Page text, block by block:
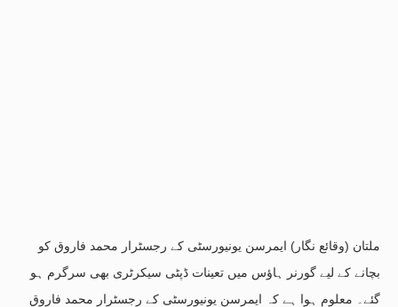
ملتان (وقائع نگار) ایمرسن یونیورسٹی کے رجسٹرار محمد فاروق کو
بچانے کے لیے گورنر ہاؤس میں تعینات ڈپٹی سیکرٹری بھی سرگرم ہو
گئے۔ معلوم ہوا ہے کہ ایمرسن یونیورسٹی کے رجسٹرار محمد فاروق